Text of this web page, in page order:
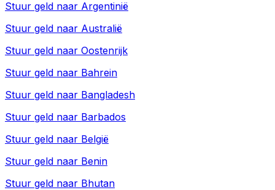
Stuur geld naar Argentinië
Stuur geld naar Australië
Stuur geld naar Oostenrijk
Stuur geld naar Bahrein
Stuur geld naar Bangladesh
Stuur geld naar Barbados
Stuur geld naar België
Stuur geld naar Benin
Stuur geld naar Bhutan